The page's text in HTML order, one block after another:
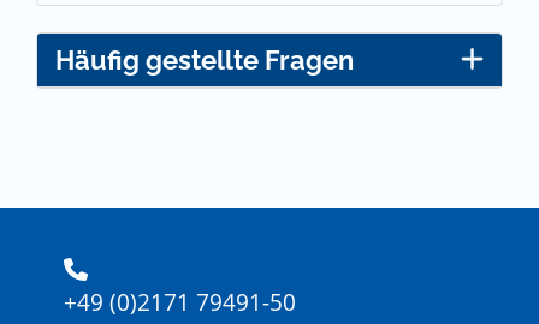
Häufig gestellte Fragen
+49 (0)2171 79491-50